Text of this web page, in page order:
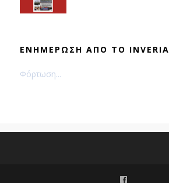
ΕΝΗΜΕΡΩΣΗ ΑΠΟ ΤΟ
Φόρτωση...